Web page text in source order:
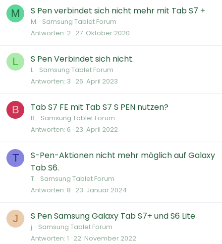
M S Pen verbindet sich nicht mehr mit Tab S7 +
M. Samsung Tablet Forum
Antworten 2 27. Oktober 2020
L S Pen Verbindet sich nicht.
L. Samsung Tablet Forum
Antworten 3 26. April 2023
B Tab S7 FE mit Tab S7 S PEN nutzen?
B. Samsung Tablet Forum
Antworten 6 23. April 2022
T
S-Pen-Aktionen nicht mehr möglich auf Galaxy
Tab S6.
T. Samsung Tablet Forum
Antworten 8 23. Januar 2024
J S Pen Samsung Galaxy Tab S7+ und S6 Lite
j. Samsung Tablet Forum
Antworten 1 22. November 2022